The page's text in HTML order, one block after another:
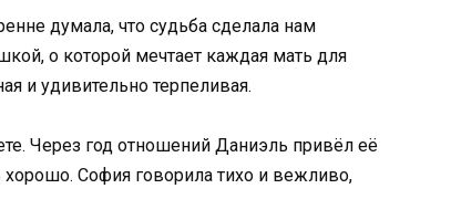
думала, что судьба сделала нам
о которой мечтает каждая мать для
и удивительно терпеливая.
Через год отношений Даниэль привёл её
София говорила тихо и вежливо,